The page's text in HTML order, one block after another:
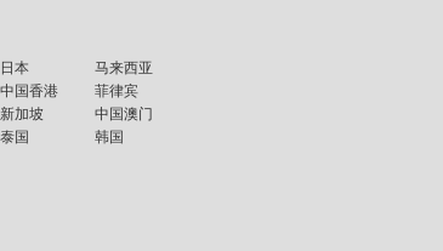
日本
马来西亚
中国香港
菲律宾
新加坡
中国澳门
泰国
韩国